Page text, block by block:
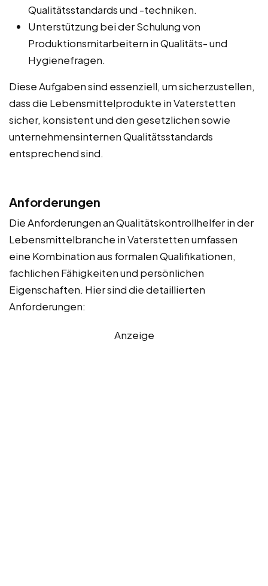
Qualitätsstandards und -techniken.
Unterstützung bei der Schulung von
Produktionsmitarbeitern in Qualitäts- und
Hygienefragen.
Diese Aufgaben sind essenziell, um sicherzustellen,
dass die Lebensmittelprodukte in Vaterstetten
sicher, konsistent und den gesetzlichen sowie
unternehmensinternen Qualitätsstandards
entsprechend sind.
Anforderungen
Die Anforderungen an Qualitätskontrollhelfer in der
Lebensmittelbranche in Vaterstetten umfassen
eine Kombination aus formalen Qualifikationen,
fachlichen Fähigkeiten und persönlichen
Eigenschaften. Hier sind die detaillierten
Anforderungen:
Anzeige